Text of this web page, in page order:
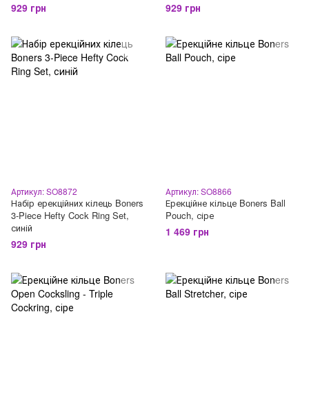
929 грн 929 грн
Артикул: SO8872
Набір ерекційних кілець Boners
3-Piece Hefty Cock Ring Set,
синій
929 грн
Артикул: SO8866
Ерекційне кільце Boners Ball
Pouch, сіре
1 469 грн